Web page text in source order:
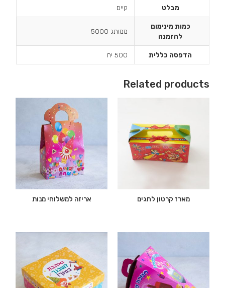
מבלט קיים
כמות מינימום
להזמנה
ממותג 5000
הדפסה כללית 500 יח
Related products
מארז קרטון לחגים אריזה למשלוחי מנות